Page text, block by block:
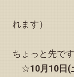
トップページ下
らせ」を更新しま
トップページ下方
らせ」を更新しま
は中
れます）
ちょっと先で
☆10月10日(